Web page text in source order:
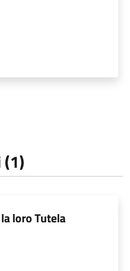
loro Tutela